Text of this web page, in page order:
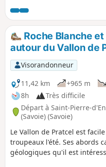
supplémentaire et à la
escarpé du Pas Ruat avec
sortant devant la Grotte du
randonnée ou à proximité
Roche Blanche
autour du Vallon de
Visorandonneur
11,42 km
+965 m
8h
Très difficile
Départ à Saint-Pierre-
(Savoie) (Savoie)
Le Vallon de Pratcel est
troupeaux l'été. Ses abords
géologiques qu'il est